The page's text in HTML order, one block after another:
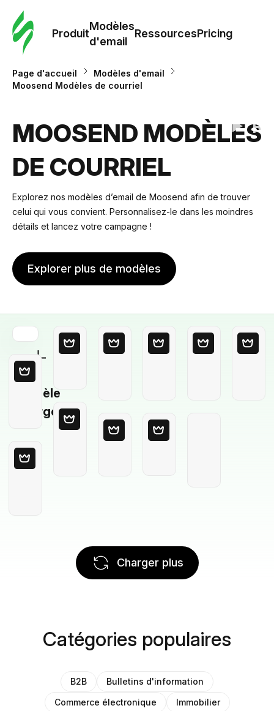
Produit
Modèles
d'email
RessourcesPricing
Page d'accueil
Modèles d'email
Moosend Modèles de courriel
MOOSEND MODÈLES
DE COURRIEL
Explorez nos modèles d’email de Moosend afin de trouver
celui qui vous convient. Personnalisez-le dans les moindres
détails et lancez votre campagne !
Explorer plus de modèles
Modèle
Vierge
Charger plus
Catégories populaires
B2B
Bulletins d'information
Commerce électronique
Immobilier